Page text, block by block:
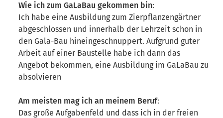
Wie ich zum GaLaBau gekommen bin:
Ich habe eine Ausbildung zum Zierpflanzengärtner
abgeschlossen und innerhalb der Lehrzeit schon in
den Gala-Bau hineingeschnuppert. Aufgrund guter
Arbeit auf einer Baustelle habe ich dann das
Angebot bekommen, eine Ausbildung im GaLaBau zu
absolvieren
Am meisten mag ich an meinem Beruf:
Das große Aufgabenfeld und dass ich in der freien